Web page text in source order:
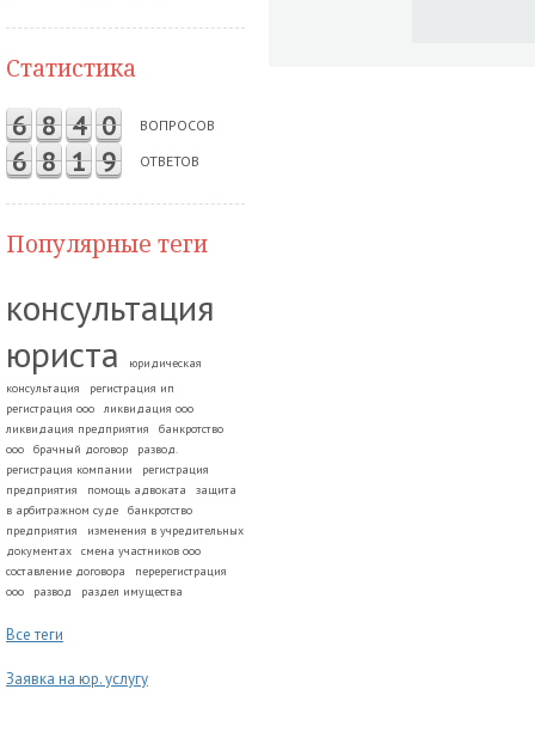
Статистика
6 8 4 0 ВОПРОСОВ
6 8 1 9 ОТВЕТОВ
Популярные теги
консультация
юриста
юридическая
консультация
регистрация ип
регистрация ооо
ликвидация ооо
ликвидация предприятия
банкротство
ооо
брачный договор
развод.
регистрация компании
регистрация
предприятия
помощь адвоката
защита
в арбитражном суде
банкротство
предприятия
изменения в учредительных
документах
смена участников ооо
составление договора
перерегистрация
ооо
развод раздел имущества
Все теги
Заявка на юр. услугу